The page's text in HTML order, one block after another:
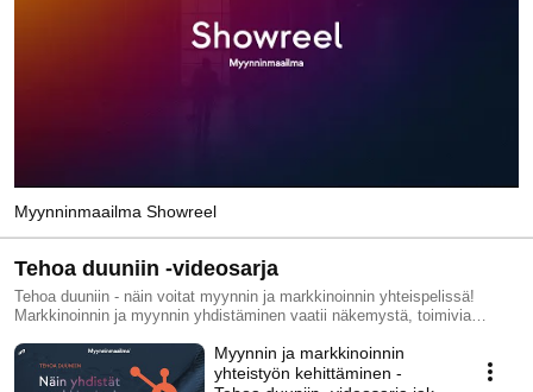
Myynninmaailma Showreel
Tehoa duuniin -videosarja
Tehoa duuniin - näin voitat myynnin ja markkinoinnin yhteispelissä!
Markkinoinnin ja myynnin yhdistäminen vaatii näkemystä, toimivia
syvään päätyyn – saat ratkaisuja yhteispelin haasteisiin sekä ison nipun
vinkkejä teknologian ja sen tarjoaman datan hyödyntämiseen. Ota
Myynnin ja markkinoinnin
yhteistyön kehittäminen -